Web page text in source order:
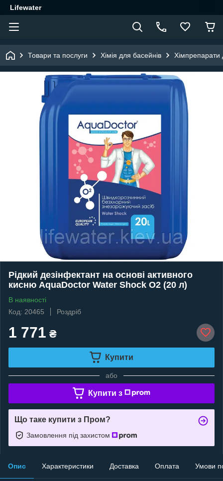
Lifewater
Товари та послуги Хімія для басейнів
Рідкий дезінфектант на основі активного
кисню AquaDoctor Water Shock О2 (20 л)
В наявності
Код: 20465
Роздріб
1 771 ₴
Купити
або
Купити з
Що таке купити з Пром?
Замовлення під захистом
Опис Характеристики Доставка Оплата Умови